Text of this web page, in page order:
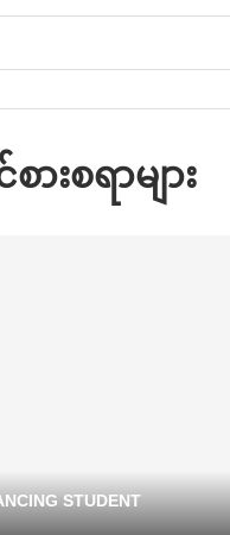
းစရာများ
STUDENT